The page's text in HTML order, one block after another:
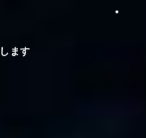
ます